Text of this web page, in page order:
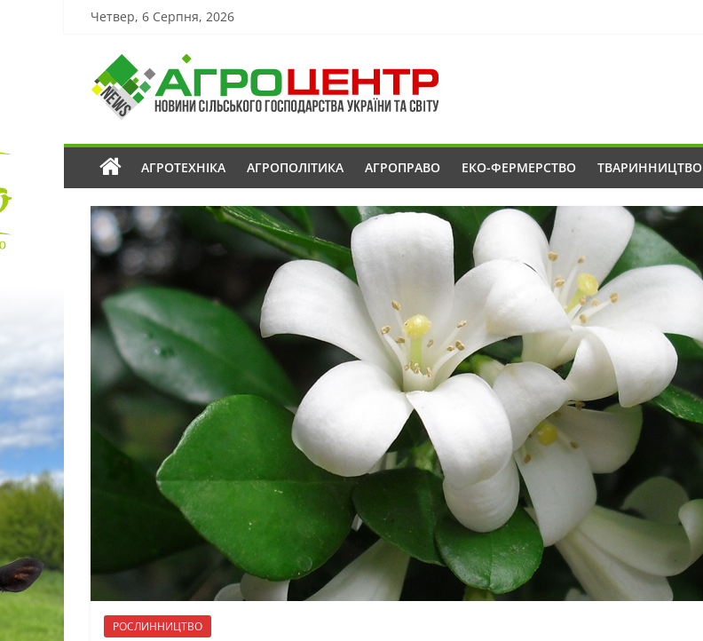
Четвер, 6 Серпня, 2026
АГРОТЕХНІКА АГРОПОЛІТИКА АГРОПРАВО ЕКО-ФЕРМЕРСТВО ТВАРИННИЦТВО
РОСЛИННИЦТВО